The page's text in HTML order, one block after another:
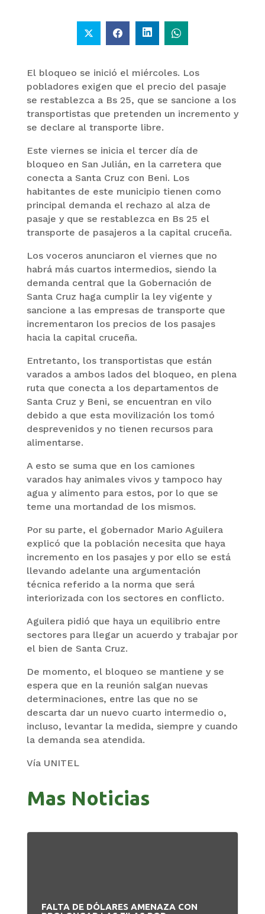
El bloqueo se inició el miércoles. Los
pobladores exigen que el precio del pasaje
se restablezca a Bs 25, que se sancione a los
transportistas que pretenden un incremento y
se declare al transporte libre.
Este viernes se inicia el tercer día de
bloqueo en San Julián, en la carretera que
conecta a Santa Cruz con Beni. Los
habitantes de este municipio tienen como
principal demanda el rechazo al alza de
pasaje y que se restablezca en Bs 25 el
transporte de pasajeros a la capital cruceña.
Los voceros anunciaron el viernes que no
habrá más cuartos intermedios, siendo la
demanda central que la Gobernación de
Santa Cruz haga cumplir la ley vigente y
sancione a las empresas de transporte que
incrementaron los precios de los pasajes
hacia la capital cruceña.
Entretanto, los transportistas que están
varados a ambos lados del bloqueo, en plena
ruta que conecta a los departamentos de
Santa Cruz y Beni, se encuentran en vilo
debido a que esta movilización los tomó
desprevenidos y no tienen recursos para
alimentarse.
A esto se suma que en los camiones
varados hay animales vivos y tampoco hay
agua y alimento para estos, por lo que se
teme una mortandad de los mismos.
Por su parte, el gobernador Mario Aguilera
explicó que la población necesita que haya
incremento en los pasajes y por ello se está
llevando adelante una argumentación
técnica referido a la norma que será
interiorizada con los sectores en conflicto.
Aguilera pidió que haya un equilibrio entre
sectores para llegar un acuerdo y trabajar por
el bien de Santa Cruz.
De momento, el bloqueo se mantiene y se
espera que en la reunión salgan nuevas
determinaciones, entre las que no se
descarta dar un nuevo cuarto intermedio o,
incluso, levantar la medida, siempre y cuando
la demanda sea atendida.
Vía UNITEL
Mas Noticias
FALTA DE DÓLARES AMENAZA CON